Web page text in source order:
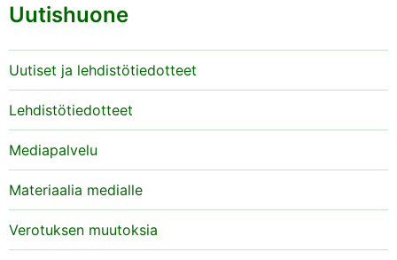
Uutishuone
Uutiset ja lehdistötiedotteet
Lehdistötiedotteet
Mediapalvelu
Materiaalia medialle
Verotuksen muutoksia